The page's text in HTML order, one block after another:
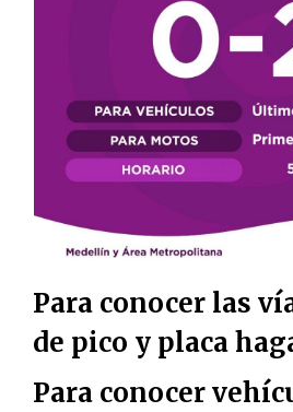
Para conocer las
de pico y placa
Para conocer